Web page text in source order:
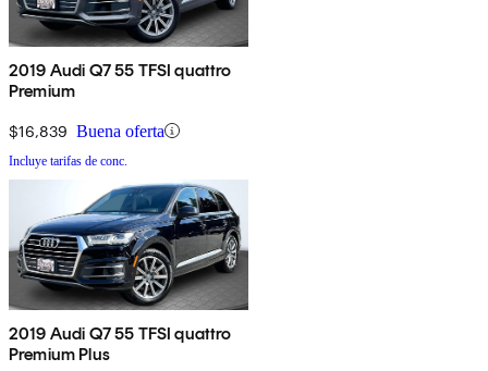
2019 Audi Q7 55 TFSI quattro
Premium
$16,839 Buena oferta
Incluye tarifas de conc.
2019 Audi Q7 55 TFSI quattro
Premium Plus